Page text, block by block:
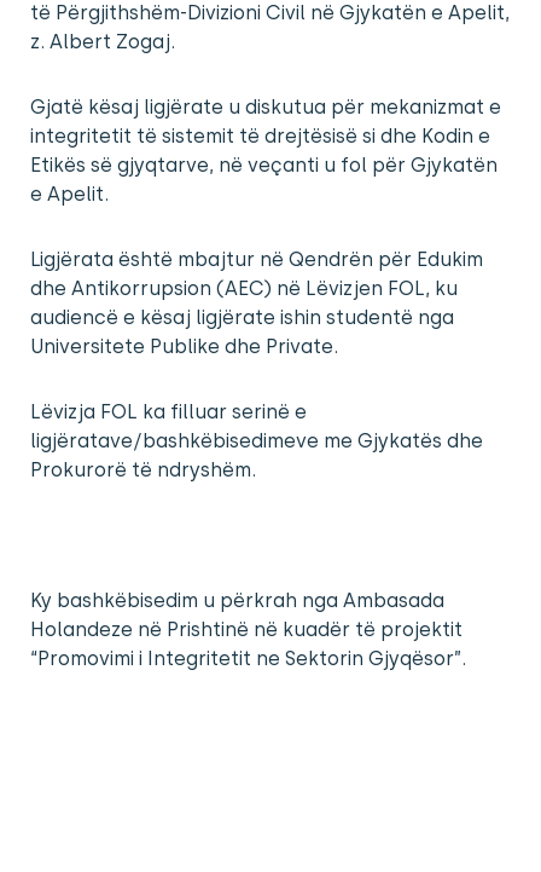
të Përgjithshëm-Divizioni Civil në Gjykatën e Apelit,
z. Albert Zogaj.
Gjatë kësaj ligjërate u diskutua për mekanizmat e
integritetit të sistemit të drejtësisë si dhe Kodin e
Etikës së gjyqtarve, në veçanti u fol për Gjykatën
e Apelit.
Ligjërata është mbajtur në Qendrën për Edukim
dhe Antikorrupsion (AEC) në Lëvizjen FOL, ku
audiencë e kësaj ligjërate ishin studentë nga
Universitete Publike dhe Private.
Lëvizja FOL ka filluar serinë e
ligjëratave/bashkëbisedimeve me Gjykatës dhe
Prokurorë të ndryshëm.
Ky bashkëbisedim u përkrah nga Ambasada
Holandeze në Prishtinë në kuadër të projektit
“Promovimi i Integritetit ne Sektorin Gjyqësor”.